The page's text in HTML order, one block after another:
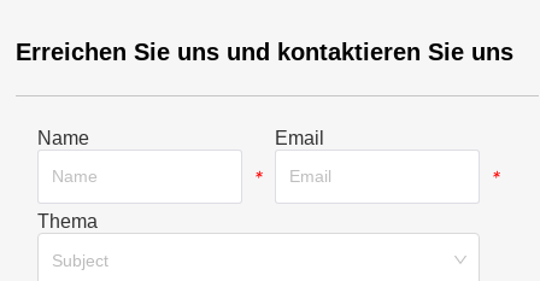
Erreichen Sie uns und kontaktieren Sie uns
Name
*
Email
*
Thema
Subject